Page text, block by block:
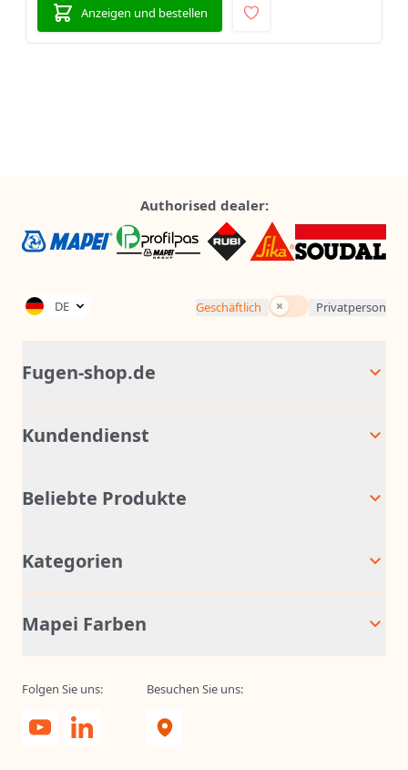
Anzeigen und bestellen
Authorised dealer:
DE Geschäftlich Inkl. SteuernPrivatperson
Fugen-shop.de
Kundendienst
Beliebte Produkte
Kategorien
Mapei Farben
Folgen Sie uns: Besuchen Sie uns: